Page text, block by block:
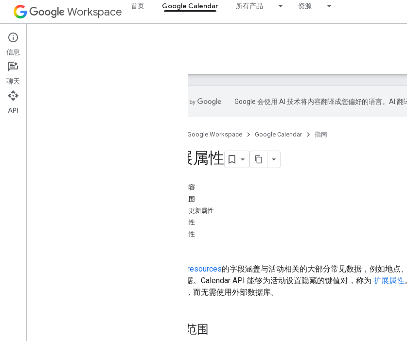
Workspace 首页 Google Calendar 所有产品 资源
Google Calendar
概览
Google 会使用 AI 技术将内容翻译成您偏好的语言。AI 翻
Google Workspace Google Calendar 指南
扩展属性
本页内容
公开范围
添加和更新属性
删除属性
搜索属性
Events resources的字段涵盖与活动相关的大部分常见数据，例如地点
他元数据。Calendar API 能够为活动设置隐藏的键值对，称为 扩展属性
的数据，而无需使用外部数据库。
公开范围
信息
聊天
API